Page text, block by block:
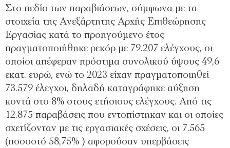
Στο πεδίο των παραβιάσεων, σύμφωνα με τα
στοιχεία της Ανεξάρτητης Αρχής Επιθεώρησης
Εργασίας κατά το προηγούμενο έτος
πραγματοποιήθηκε ρεκόρ με 79.207 ελέγχους, οι
οποίοι απέφεραν πρόστιμα συνολικού ύψους 49,6
εκατ. ευρώ, ενώ το 2023 είχαν πραγματοποιηθεί
73.579 έλεγχοι, δηλαδή καταγράφηκε αύξηση
κοντά στο 8% στους ετήσιους ελέγχους. Από τις
12.875 παραβάσεις που εντοπίστηκαν και οι οποίες
σχετίζονταν με τις εργασιακές σχέσεις, οι 7.565
(ποσοστό 58,75% ) αφορούσαν υπερβάσεις